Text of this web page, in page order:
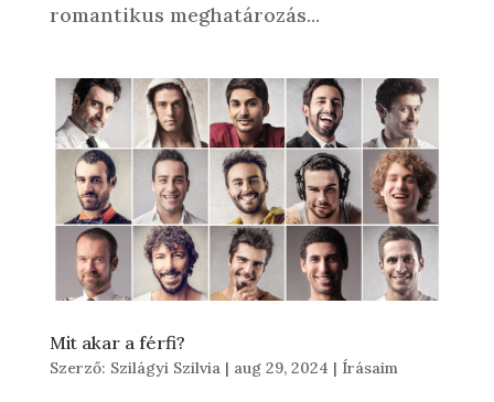
romantikus meghatározás...
Mit akar a férfi?
Szerző: Szilágyi Szilvia| aug 29, 2024 | Írásaim